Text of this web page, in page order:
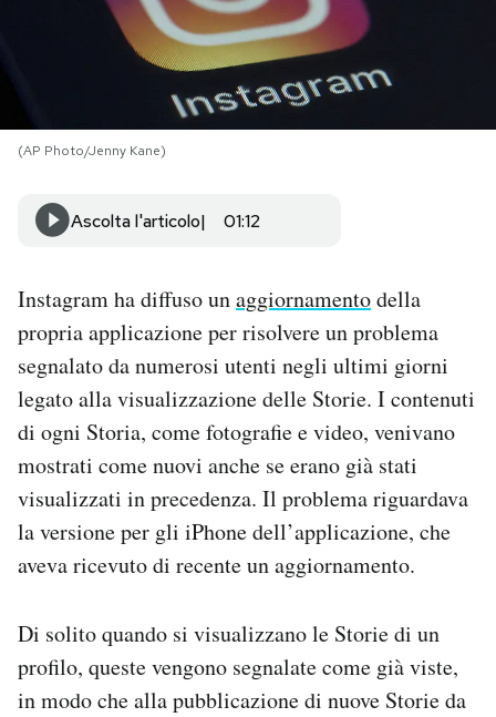
NEWSLETTER
AREA PERSONALE
Area Personale
Newsletter
Notifiche mobile
Regala il Post
Hai bisogno di aiuto?
Esci
(AP Photo/Jenny Kane)
Ascolta l'articolo 01:12
Instagram ha diffuso unaggiornamentodella
propria applicazione per risolvere un problema
segnalato da numerosi utenti negli ultimi giorni
legato alla visualizzazione delle Storie. I contenuti
di ogni Storia, come fotografie e video, venivano
mostrati come nuovi anche se erano già stati
visualizzati in precedenza. Il problema riguardava
la versione per gli iPhone dell’applicazione, che
aveva ricevuto di recente un aggiornamento.
Di solito quando si visualizzano le Storie di un
profilo, queste vengono segnalate come già viste,
in modo che alla pubblicazione di nuove Storie da